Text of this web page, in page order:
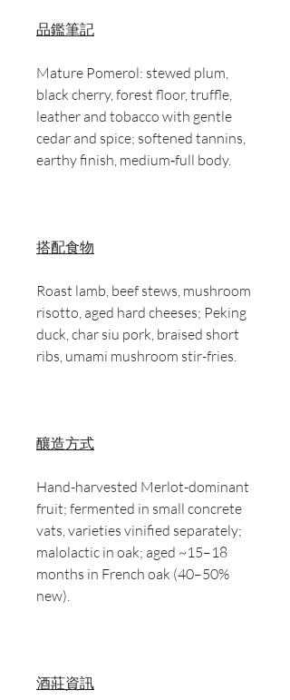
品鑑筆記
Mature Pomerol: stewed plum,
black cherry, forest floor, truffle,
leather and tobacco with gentle
cedar and spice; softened tannins,
earthy finish, medium‑full body.
搭配食物
Roast lamb, beef stews, mushroom
risotto, aged hard cheeses; Peking
duck, char siu pork, braised short
ribs, umami mushroom stir-fries.
釀造方式
Hand-harvested Merlot-dominant
fruit; fermented in small concrete
vats, varieties vinified separately;
malolactic in oak; aged ~15–18
months in French oak (40–50%
new).
酒莊資訊